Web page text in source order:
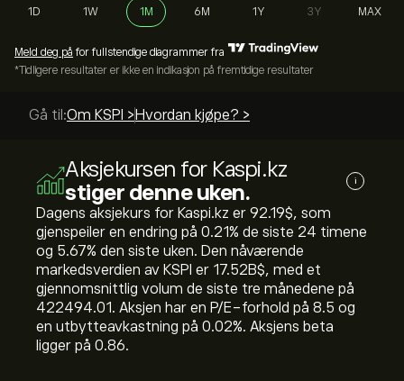
1D 1W 1M 6M 1Y 3Y MAX
Meld deg på for fullstendige diagrammer fra
*Tidligere resultater er ikke en indikasjon på fremtidige resultater
Gå til:Om KSPI > Hvordan kjøpe? >
Aksjekursen for Kaspi.kz
stiger denne uken.
i
Dagens aksjekurs for Kaspi.kz er 92.19‎$‎, som
gjenspeiler en endring på ‎0.21‎% de siste 24 timene
og ‎5.67‎% den siste uken. Den nåværende
markedsverdien av KSPI er 17.52B‎$‎, med et
gjennomsnittlig volum de siste tre månedene på
422494.01. Aksjen har en P/E-forhold på 8.5 og
en utbytteavkastning på 0.02%. Aksjens beta
ligger på 0.86.